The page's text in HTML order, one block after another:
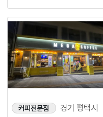
커피전문점 경기 평택시